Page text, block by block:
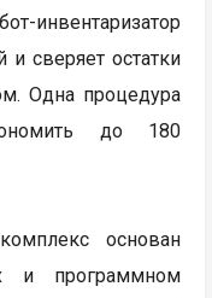
инвентаризатор
и сверяет остатки
Одна процедура
до 180
основан
и программном